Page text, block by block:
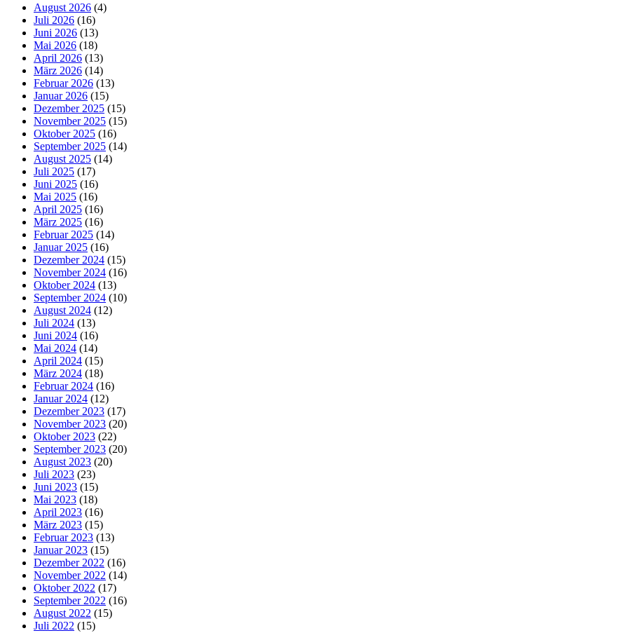
August 2026 (4)
Juli 2026 (16)
Juni 2026 (13)
Mai 2026 (18)
April 2026 (13)
März 2026 (14)
Februar 2026 (13)
Januar 2026 (15)
Dezember 2025 (15)
November 2025 (15)
Oktober 2025 (16)
September 2025 (14)
August 2025 (14)
Juli 2025 (17)
Juni 2025 (16)
Mai 2025 (16)
April 2025 (16)
März 2025 (16)
Februar 2025 (14)
Januar 2025 (16)
Dezember 2024 (15)
November 2024 (16)
Oktober 2024 (13)
September 2024 (10)
August 2024 (12)
Juli 2024 (13)
Juni 2024 (16)
Mai 2024 (14)
April 2024 (15)
März 2024 (18)
Februar 2024 (16)
Januar 2024 (12)
Dezember 2023 (17)
November 2023 (20)
Oktober 2023 (22)
September 2023 (20)
August 2023 (20)
Juli 2023 (23)
Juni 2023 (15)
Mai 2023 (18)
April 2023 (16)
März 2023 (15)
Februar 2023 (13)
Januar 2023 (15)
Dezember 2022 (16)
November 2022 (14)
Oktober 2022 (17)
September 2022 (16)
August 2022 (15)
Juli 2022 (15)